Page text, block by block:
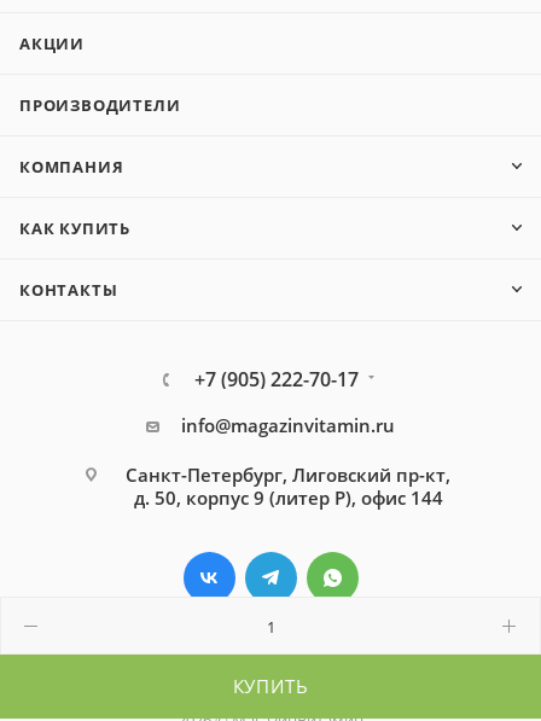
КУПИТЬ
АКЦИИ
ПРОИЗВОДИТЕЛИ
КОМПАНИЯ
КАК КУПИТЬ
КОНТАКТЫ
+7 (905) 222-70-17
info@magazinvitamin.ru
Санкт-Петербург, Лиговский пр-кт,
д. 50, корпус 9 (литер Р), офис 144